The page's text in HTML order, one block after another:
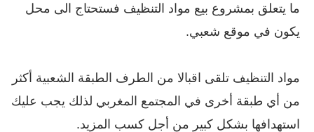
ما يتعلق بمشروع بيع مواد التنظيف فستحتاج الى محل
يكون في موقع شعبي.
مواد التنظيف تلقى اقبالا من الطرف الطبقة الشعبية أكثر
من أي طبقة أخرى في المجتمع المغربي لذلك يجب عليك
استهدافها بشكل كبير من أجل كسب المزيد.